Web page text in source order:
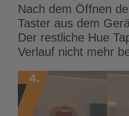
Nach dem Öffnen
Taster aus dem
Der restliche Hue
Verlauf nicht mehr